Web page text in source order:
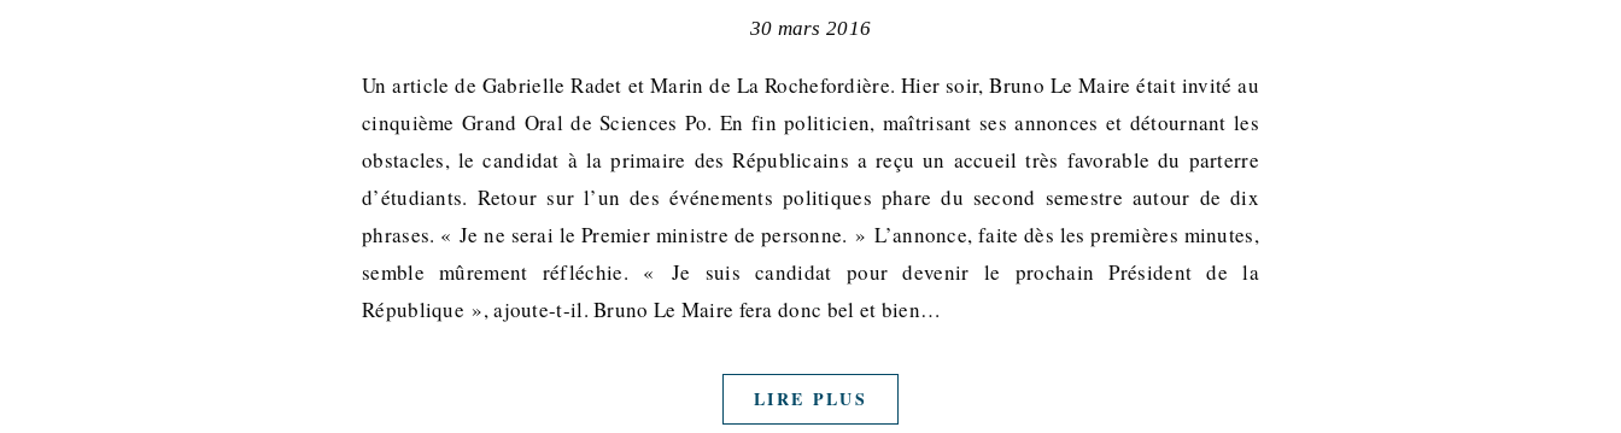
30 mars 2016
Un article de Gabrielle Radet et Marin de La Rochefordière. Hier soir, Bruno Le Maire était invité au
cinquième Grand Oral de Sciences Po. En fin politicien, maîtrisant ses annonces et détournant les
obstacles, le candidat à la primaire des Républicains a reçu un accueil très favorable du parterre
d’étudiants. Retour sur l’un des événements politiques phare du second semestre autour de dix
phrases. « Je ne serai le Premier ministre de personne. » L’annonce, faite dès les premières minutes,
semble mûrement réfléchie. « Je suis candidat pour devenir le prochain Président de la
République », ajoute-t-il. Bruno Le Maire fera donc bel et bien…
LIRE PLUS